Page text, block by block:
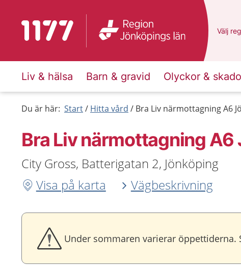
Till startsidan för 1177 Du har
Välj en
Liv & hälsa Barn & gravid Olyckor &
Du är här: Start Hitta vård Bra Liv närmottagning A6
Bra Liv närmottagning A6
City Gross, Batterigatan 2, Jönköping
Visa på karta
Vägbeskrivning
Under sommaren varierar öppettiderna.